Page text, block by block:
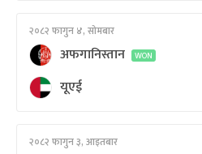
२०८२ फागुन ४, सोमबार
अफगानिस्तान WON
यूएई
२०८२ फागुन ३, आइतबार